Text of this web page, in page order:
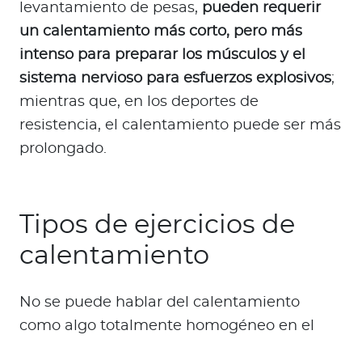
levantamiento de pesas, pueden requerir
un calentamiento más corto, pero más
intenso para preparar los músculos y el
sistema nervioso para esfuerzos explosivos;
mientras que, en los deportes de
resistencia, el calentamiento puede ser más
prolongado.
Tipos de ejercicios de
calentamiento
No se puede hablar del calentamiento
como algo totalmente homogéneo en el